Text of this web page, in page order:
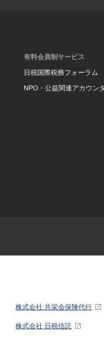
有料会員制サービス
日税国際税務フォーラム
NPO・公益関連アカウン
株式会社 共栄会保険代行
株式会社 日税信託